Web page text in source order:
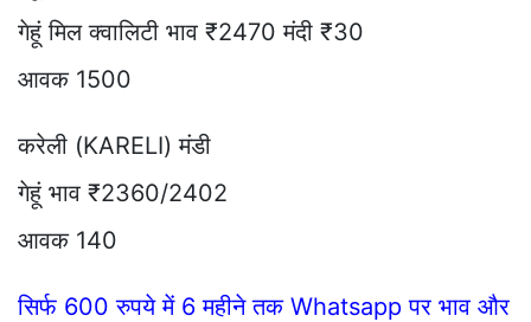
गेहूं मिल क्वालिटी भाव ₹2470 मंदी ₹30
आवक 1500
करेली (KARELI) मंडी
गेहूं भाव ₹2360/2402
आवक 140
सिर्फ 600 रुपये में 6 महीने तक Whatsapp पर भाव और